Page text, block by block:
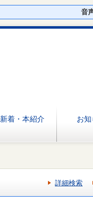
音
新着・本紹介 お
詳細検索